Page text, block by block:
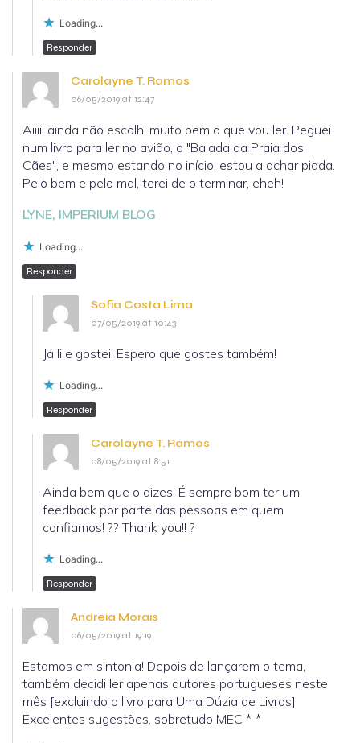
Loading...
Responder
Carolayne T. Ramos
06/05/2019 at 12:47
Aiiii, ainda não escolhi muito bem o que vou ler. Peguei
num livro para ler no avião, o "Balada da Praia dos
Cães", e mesmo estando no início, estou a achar piada.
Pelo bem e pelo mal, terei de o terminar, eheh!
LYNE, IMPERIUM BLOG
Loading...
Responder
Sofia Costa Lima
07/05/2019 at 10:43
Já li e gostei! Espero que gostes também!
Loading...
Responder
Carolayne T. Ramos
08/05/2019 at 8:51
Ainda bem que o dizes! É sempre bom ter um
feedback por parte das pessoas em quem
confiamos! ?? Thank you!! ?
Loading...
Responder
Andreia Morais
06/05/2019 at 19:19
Estamos em sintonia! Depois de lançarem o tema,
também decidi ler apenas autores portugueses neste
mês [excluindo o livro para Uma Dúzia de Livros]
Excelentes sugestões, sobretudo MEC *-*